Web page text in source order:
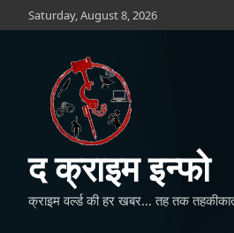
to
Saturday, August 8, 2026
द क्राइम इन्फो
क्राइम वर्ल्ड की हर खबर… तह तक